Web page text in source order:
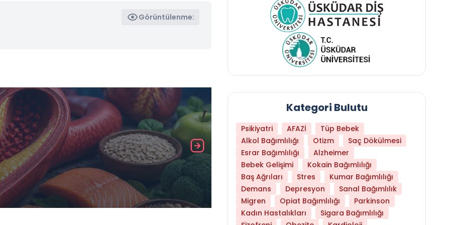
Görüntülenme:
Daha Az Protein Tüketmek Yaşlanmayı
Kategori Bulutu
Psikiyatri AFAZİ
Tüp Bebek
Alkol Bağımlılığı
Otizm
Saç Dökülmesi
Esrar Bağımlılığı
Alzheimer
Bebek Gelişimi
Kokain Bağımlılığı
Baş Ağrıları
Stres
Kumar Bağımlılığı
Demans
Depresyon
Sanal Bağımlılık
Migren
Opiat Bağımlılığı
Parkinson
Kadın Hastalıkları
Sigara Bağımlılığı